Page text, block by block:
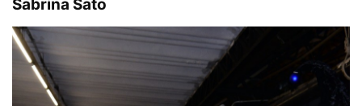
Sabrina Sato